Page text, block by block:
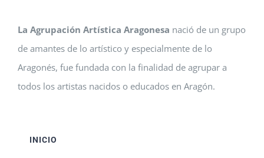
La Agrupación Artística Aragonesa nació de un grupo
de amantes de lo artístico y especialmente de lo
Aragonés, fue fundada con la finalidad de agrupar a
todos los artistas nacidos o educados en Aragón.
INICIO